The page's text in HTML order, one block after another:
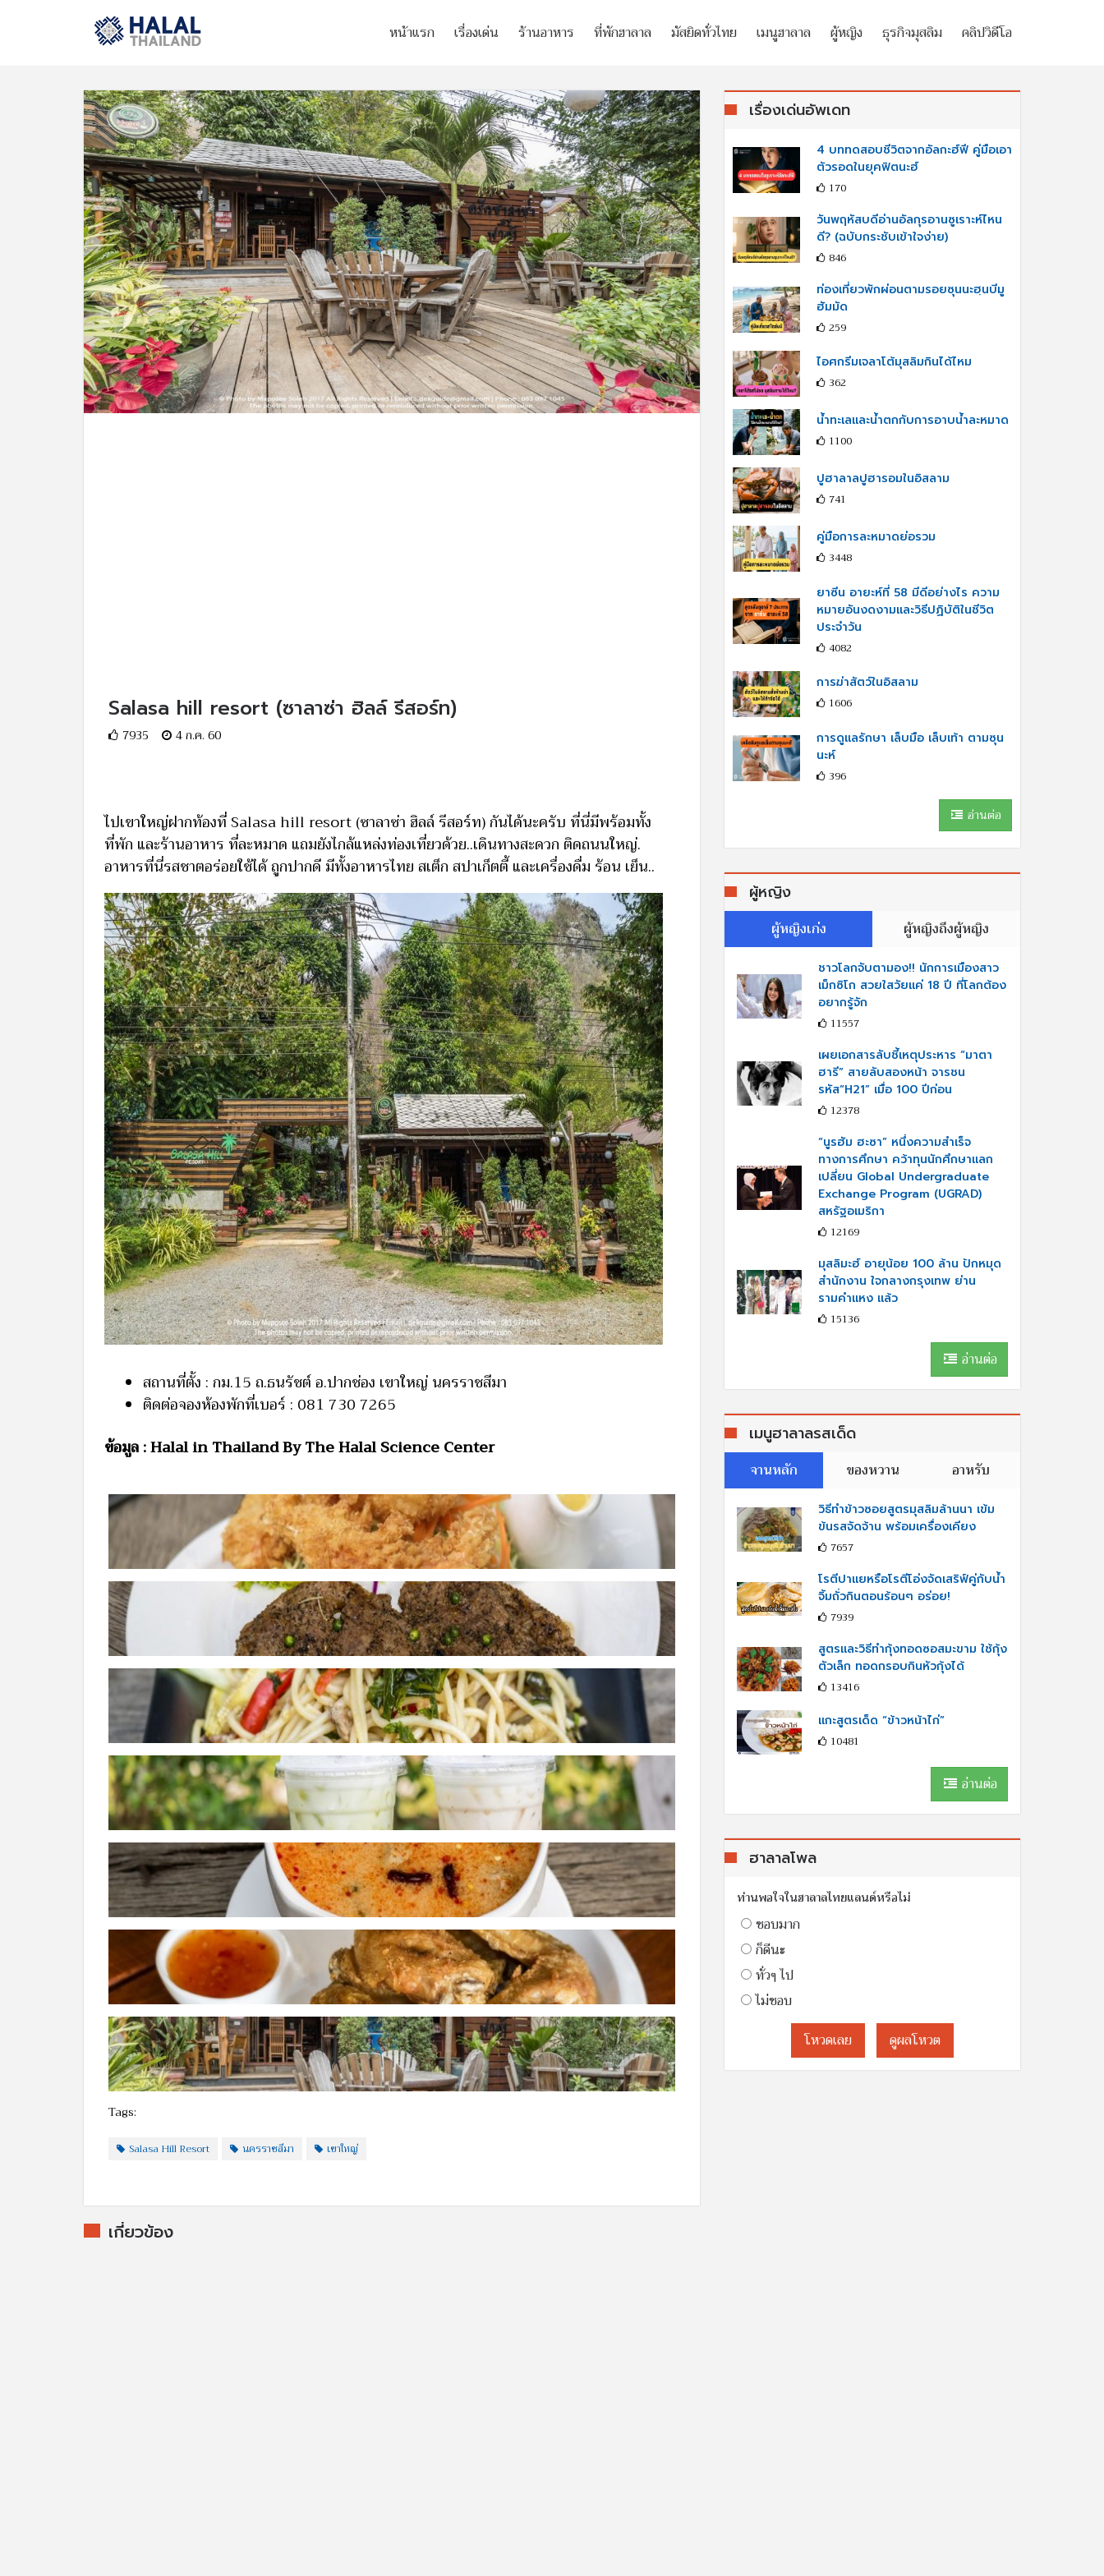
หน้าแรก เรื่องเด่น ร้านอาหาร ที่พักฮาลาล มัสยิดทั่วไทย เมนูฮาลาล ผู้หญิง ธุรกิจมุสลิม คลิปวิดีโอ
Salasa hill resort (ซาลาซ่า ฮิลล์ รีสอร์ท)
7935 4 ก.ค. 60
ไปเขาใหญ่ฝากท้องที่ Salasa hill resort (ซาลาซ่า ฮิลล์ รีสอร์ท) กันได้นะครับ ที่นี่มีพร้อมทั้ง
ที่พัก และร้านอาหาร ที่ละหมาด แถมยังไกล้แหล่งท่องเที่ยวด้วย..เดินทางสะดวก ติดถนนใหญ่.
อาหารที่นี่รสชาตอร่อยใช้ได้ ถูกปากดี มีทั้งอาหารไทย สเต็ก สปาเก็ตตี้ และเครื่องดื่ม ร้อน เย็น..
สถานที่ตั้ง : กม.15 ถ.ธนรัชต์ อ.ปากช่อง เขาใหญ่ นครราชสีมา
ติดต่อจองห้องพักที่เบอร์ : 081 730 7265
ข้อมูล : Halal in Thailand By The Halal Science Center
Tags:
Salasa Hill Resort นครราชสีมา เขาใหญ่
เกี่ยวข้อง
เรื่องเด่นอัพเดท
4 บททดสอบชีวิตจากอัลกะฮ์ฟี คู่มือเอา
ตัวรอดในยุคฟิตนะฮ์
170
วันพฤหัสบดีอ่านอัลกุรอานซูเราะห์ไหน
ดี? (ฉบับกระชับเข้าใจง่าย)
846
ท่องเที่ยวพักผ่อนตามรอยซุนนะฮฺนบีมู
ฮัมมัด
259
ไอศกรีมเจลาโต้มุสลิมกินได้ไหม
362
น้ำทะเลและน้ำตกกับการอาบน้ำละหมาด
1100
ปูฮาลาลปูฮารอมในอิสลาม
741
คู่มือการละหมาดย่อรวม
3448
ยาซีน อายะห์ที่ 58 มีดีอย่างไร ความ
หมายอันงดงามและวิธีปฏิบัติในชีวิต
ประจำวัน
4082
การฆ่าสัตว์ในอิสลาม
1606
การดูแลรักษา เล็บมือ เล็บเท้า ตามซุน
นะห์
396
อ่านต่อ
ผู้หญิง
ผู้หญิงเก่ง
ผู้หญิงถึงผู้หญิง
ชาวโลกจับตามอง!! นักการเมืองสาว
เม็กซิโก สวยใสวัยแค่ 18 ปี ที่โลกต้อง
อยากรู้จัก
11557
เผยเอกสารลับชี้เหตุประหาร “มาตา
ฮารี” สายลับสองหน้า จารชน
รหัส“H21” เมื่อ 100 ปีก่อน
12378
“นูรฮัม ฮะซา” หนึ่งความสำเร็จ
ทางการศึกษา คว้าทุนนักศึกษาแลก
เปลี่ยน Global Undergraduate
Exchange Program (UGRAD)
สหรัฐอเมริกา
12169
มุสลิมะฮ์ อายุน้อย 100 ล้าน ปักหมุด
สำนักงาน ใจกลางกรุงเทพ ย่าน
รามคำแหง แล้ว
15136
อ่านต่อ
เมนูฮาลาลรสเด็ด
จานหลัก
ของหวาน อาหรับ
วิธีทำข้าวซอยสูตรมุสลิมล้านนา เข้ม
ข้นรสจัดจ้าน พร้อมเครื่องเคียง
7657
โรตีปาแยหรือโรตีโอ่งจัดเสริฟ์คู่กับนํ้า
จิ้มถั่วกินตอนร้อนๆ อร่อย!
7939
สูตรและวิธีทำกุ้งทอดซอสมะขาม ใช้กุ้ง
ตัวเล็ก ทอดกรอบกินหัวกุ้งได้
13416
แกะสูตรเด็ด “ข้าวหน้าไก่”
10481
อ่านต่อ
ฮาลาลโพล
ท่านพอใจในฮาลาลไทยแลนด์หรือไม่
ชอบมาก
ก็ดีนะ
ทั่วๆ ไป
ไม่ชอบ
โหวดเลย
ดูผลโหวต